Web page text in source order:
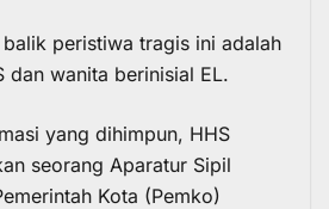
peristiwa tragis ini adalah
dan wanita berinisial EL.
yang dihimpun, HHS
seorang Aparatur Sipil
Kota (Pemko)